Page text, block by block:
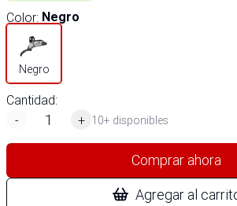
Color: Negro
Negro
Cantidad:
-
+ 10+ disponibles
Comprar ahora
Agregar al